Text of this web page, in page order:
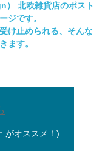
） 北欧雑貨店のポスト
ジです。
け止められる、そんな
ます。
がオススメ！)